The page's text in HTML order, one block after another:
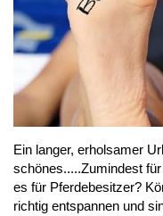
Ein langer, erholsamer
schönes.....Zumindest
es für Pferdebesitzer?
richtig entspannen und